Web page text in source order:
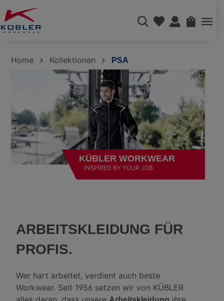
springen
Home Kollektionen PSA
KÜBLER WORKWEAR
INSPIRED BY YOUR JOB.
ARBEITSKLEIDUNG FÜR
PROFIS.
Wer hart arbeitet, verdient auch beste
Workwear. Seit 1956 setzen wir von KÜBLER